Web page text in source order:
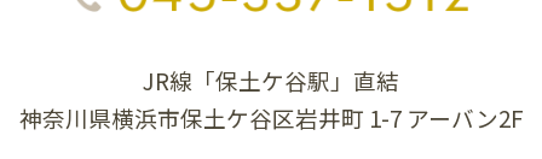
JR線「保土ケ谷駅」直結
神奈川県横浜市保土ケ谷区岩井町 1-7 アーバン2F